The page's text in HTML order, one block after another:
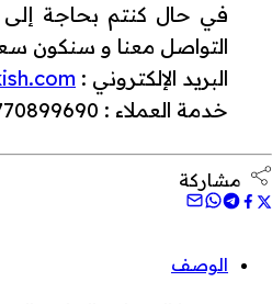
في حال كنتم بحاجة إلى
التواصل معنا و سنكون
البريد الإلكتروني :
خدمة العملاء : 0770899690
مشاركة
الوصف